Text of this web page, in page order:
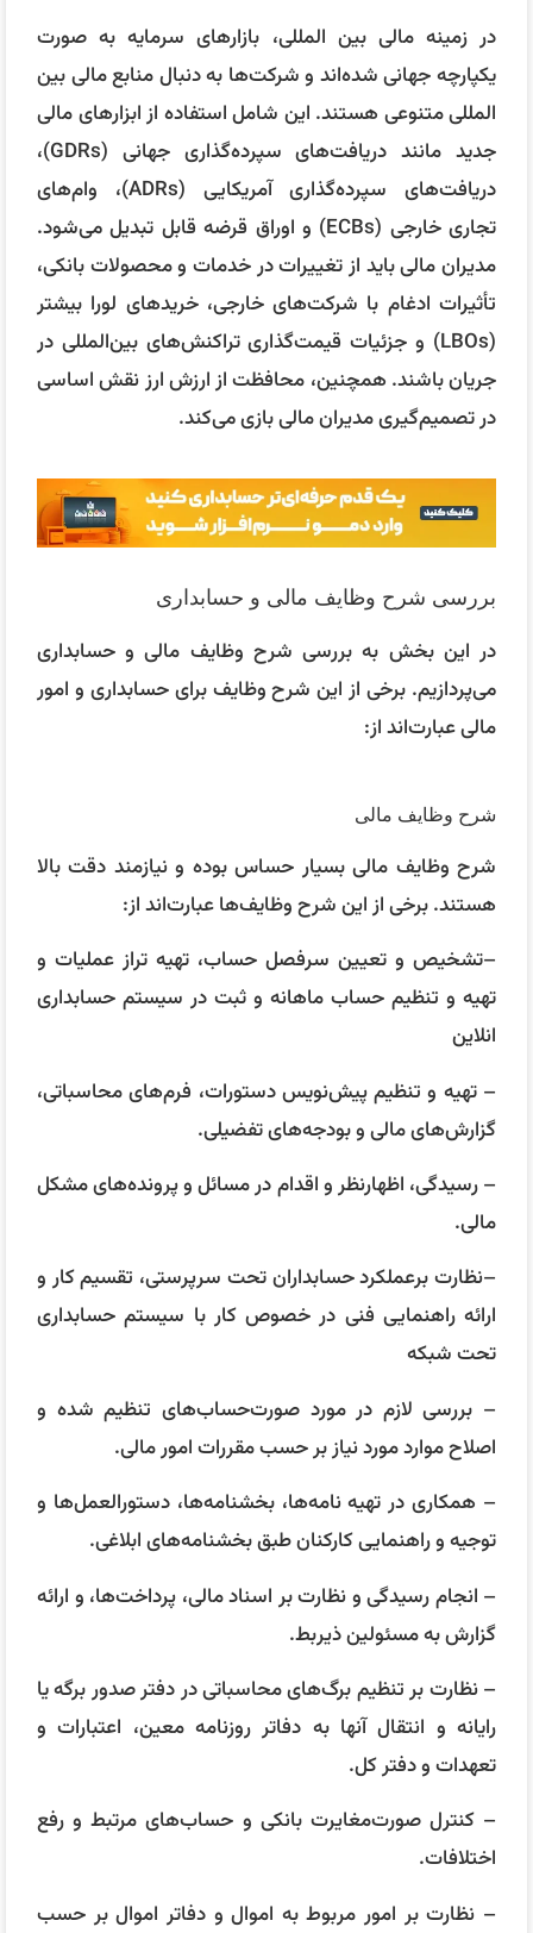
در زمینه مالی بین المللی، بازارهای سرمایه به صورت
یکپارچه جهانی شده‌اند و شرکت‌ها به دنبال منابع مالی بین
المللی متنوعی هستند. این شامل استفاده از ابزارهای مالی
جدید مانند دریافت‌های سپرده‌گذاری جهانی (GDRs)،
دریافت‌های سپرده‌گذاری آمریکایی (ADRs)، وام‌های
تجاری خارجی (ECBs) و اوراق قرضه قابل تبدیل می‌شود.
مدیران مالی باید از تغییرات در خدمات و محصولات بانکی،
تأثیرات ادغام با شرکت‌های خارجی، خریدهای لورا بیشتر
(LBOs) و جزئیات قیمت‌گذاری تراکنش‌های بین‌المللی در
جریان باشند. همچنین، محافظت از ارزش ارز نقش اساسی
در تصمیم‌گیری مدیران مالی بازی می‌کند.
بررسی شرح وظایف مالی و حسابداری
در این بخش به بررسی شرح وظایف مالی و حسابداری
می‌پردازیم. برخی از این شرح وظایف برای حسابداری و امور
مالی عبارت‌اند از:
شرح وظایف مالی
شرح وظایف مالی بسیار حساس بوده و نیازمند دقت بالا
هستند. برخی از این شرح وظایف‌ها عبارت‌اند از:
–تشخیص و تعیین سرفصل حساب، تهیه تراز عملیات و
تهیه و تنظیم حساب ماهانه و ثبت در سیستم حسابداری
انلاین
– تهیه و تنظیم پیش‌نویس دستورات، فرم‌های محاسباتی،
گزارش‌های مالی و بودجه‌های تفضیلی.
– رسیدگی، اظهارنظر و اقدام در مسائل و پرونده‌های مشکل
مالی.
–نظارت برعملکرد حسابداران تحت سرپرستی، تقسیم کار و
ارائه راهنمایی فنی در خصوص کار با سیستم حسابداری
تحت شبکه
– بررسی لازم در مورد صورت‌حساب‌های تنظیم شده و
اصلاح موارد مورد نیاز بر حسب مقررات امور مالی.
– همکاری در تهیه نامه‌ها، بخشنامه‌ها، دستورالعمل‌ها و
توجیه و راهنمایی کارکنان طبق بخشنامه‌های ابلاغی.
– انجام رسیدگی و نظارت بر اسناد مالی، پرداخت‌ها، و ارائه
گزارش به مسئولین ذیربط.
– نظارت بر تنظیم برگ‌های محاسباتی در دفتر صدور برگه یا
رایانه و انتقال آنها به دفاتر روزنامه معین، اعتبارات و
تعهدات و دفتر کل.
– کنترل صورت‌مغایرت بانکی و حساب‌های مرتبط و رفع
اختلافات.
– نظارت بر امور مربوط به اموال و دفاتر اموال بر حسب